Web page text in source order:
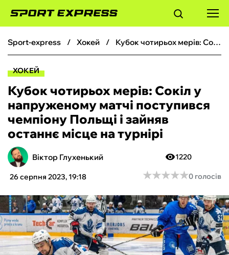
ФУТБОЛ
БОКС
ХОКЕЙ
ТЕНІС
КІБЕРСПОРТ
ЧС-2026
ФУТЗАЛ
sport-express хокей Кубок чотирьох мерів: Сокіл у напруженому матчі поступився чемпіону Польщі і зайняв останнє місце на турнірі
ХОКЕЙ
Кубок чотирьох мерів: Сокіл у
напруженому матчі поступився
чемпіону Польщі і зайняв
останнє місце на турнірі
Віктор Глухенький
26 серпня 2023, 19:18
1220
★★★★★
★★★★★0 голосів